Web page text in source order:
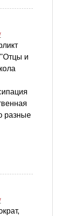
"Отцы и
разные